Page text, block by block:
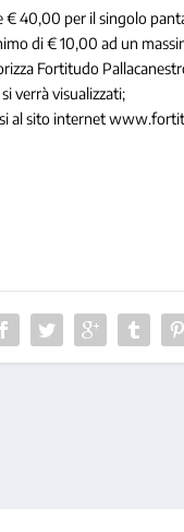
€ 40,00 per il singolo
di € 10,00 ad un
Fortitudo
verrà visualizzati;
al sito internet